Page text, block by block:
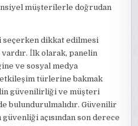
müşterilerle doğrudan
seçerken dikkat edilmesi
İlk olarak, panelin
ve sosyal medya
türlerine bakmak
güvenilirliği ve müşteri
bulundurulmalıdır. Güvenilir
güvenliği açısından son derece